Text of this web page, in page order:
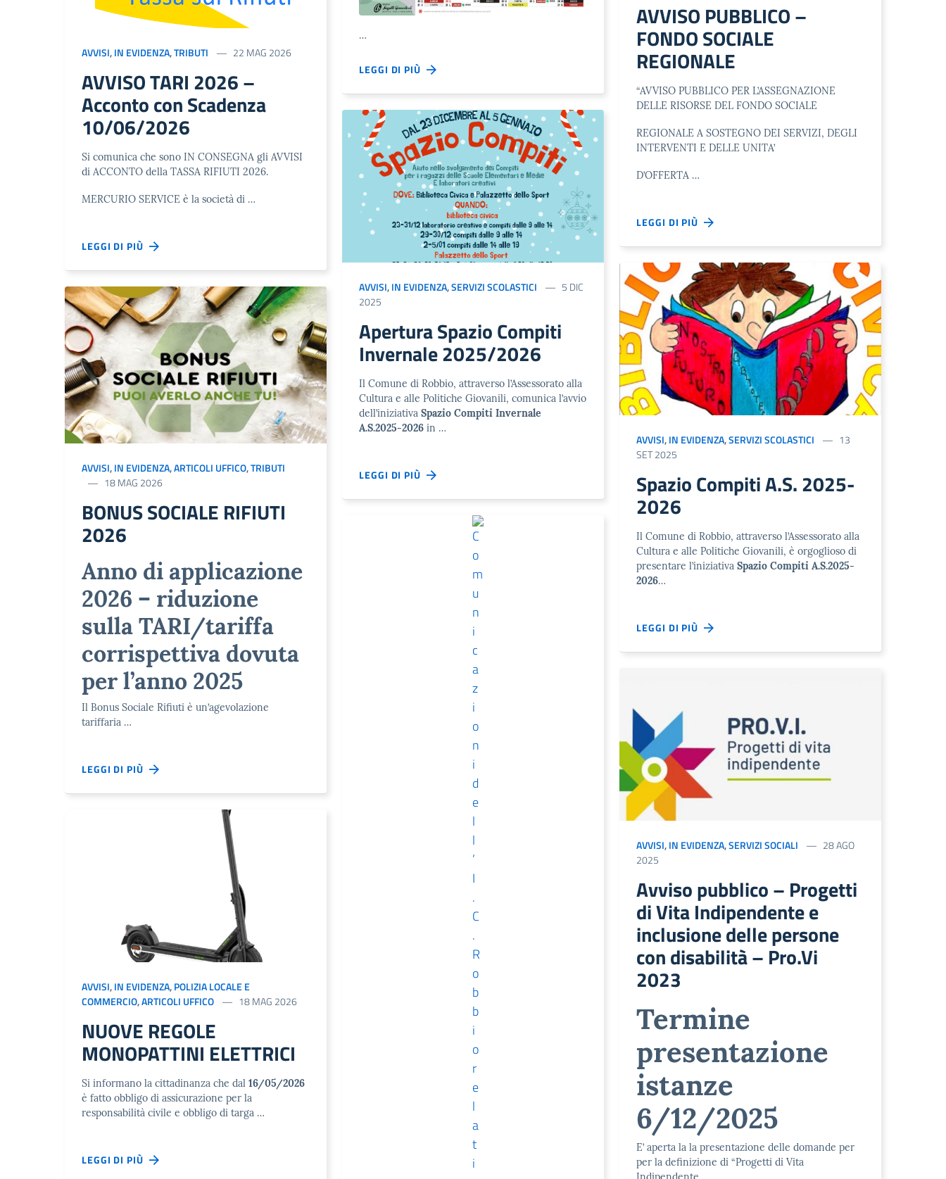
AVVISI,IN EVIDENZA,TRIBUTI 22 MAG 2026
AVVISO TARI 2026 –
Acconto con Scadenza
10/06/2026
Si comunica che sono IN CONSEGNA gli AVVISI
di ACCONTO della TASSA RIFIUTI 2026.
MERCURIO SERVICE è la società di …
LEGGI DI PIÙ
AVVISI,IN EVIDENZA,ARTICOLI UFFICO,TRIBUTI
18 MAG 2026
BONUS SOCIALE RIFIUTI
2026
Anno di applicazione
2026 – riduzione
sulla TARI/tariffa
corrispettiva dovuta
per l’anno 2025
Il Bonus Sociale Rifiuti è un’agevolazione
tariffaria …
LEGGI DI PIÙ
AVVISI,IN EVIDENZA,POLIZIA LOCALE E
COMMERCIO,ARTICOLI UFFICO 18 MAG 2026
NUOVE REGOLE
MONOPATTINI ELETTRICI
Si informano la cittadinanza che dal 16/05/2026
è fatto obbligo di assicurazione per la
responsabilità civile e obbligo di targa …
LEGGI DI PIÙ
…
LEGGI DI PIÙ
AVVISI,IN EVIDENZA,SERVIZI SCOLASTICI
5 DIC
2025
Apertura Spazio Compiti
Invernale 2025/2026
Il Comune di Robbio, attraverso l’Assessorato alla
Cultura e alle Politiche Giovanili, comunica l’avvio
dell’iniziativaSpazio Compiti Invernale
A.S.2025-2026 in …
LEGGI DI PIÙ
AVVISO PUBBLICO –
FONDO SOCIALE
REGIONALE
“AVVISO PUBBLICO PER L’ASSEGNAZIONE
DELLE RISORSE DEL FONDO SOCIALE
REGIONALE A SOSTEGNO DEI SERVIZI, DEGLI
INTERVENTI E DELLE UNITA’
D’OFFERTA …
LEGGI DI PIÙ
AVVISI,IN EVIDENZA,SERVIZI SCOLASTICI
13
SET 2025
Spazio Compiti A.S. 2025-
2026
Il Comune di Robbio, attraverso l’Assessorato alla
Cultura e alle Politiche Giovanili, è orgoglioso di
presentare l’iniziativaSpazio Compiti A.S.2025-
2026…
LEGGI DI PIÙ
AVVISI,IN EVIDENZA,SERVIZI SOCIALI
28 AGO
2025
Avviso pubblico – Progetti
di Vita Indipendente e
inclusione delle persone
con disabilità – Pro.Vi
2023
Termine
presentazione
istanze
6/12/2025
E’ aperta la la presentazione delle domande per
per la definizione di “Progetti di Vita